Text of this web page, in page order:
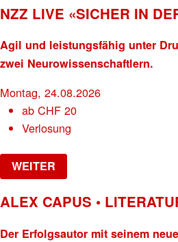
NZZ LIVE «SICHER IN
Agil und leistungsfähig unter
zwei Neurowissenschaftlern.
Montag, 24.08.2026
abCHF 20
Verlosung
WEITER
ALEX CAPUS •
Der Erfolgsautor mit seinem